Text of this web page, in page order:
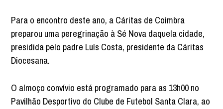
Para o encontro deste ano, a Cáritas de Coimbra
preparou uma peregrinação à Sé Nova daquela cidade,
presidida pelo padre Luís Costa, presidente da Cáritas
Diocesana.
O almoço convívio está programado para as 13h00 no
Pavilhão Desportivo do Clube de Futebol Santa Clara, ao